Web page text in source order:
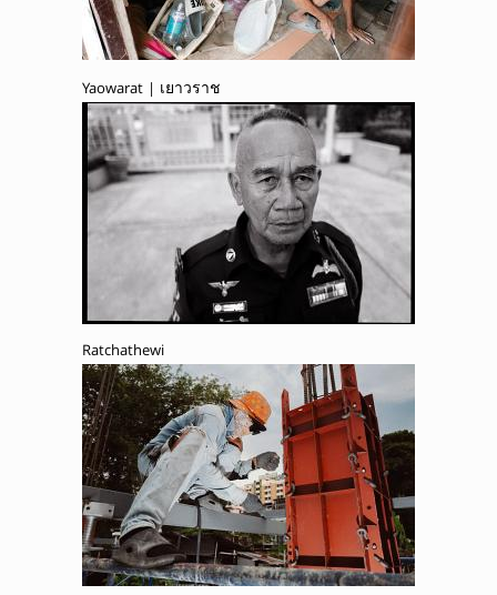
Yaowarat | เยาวราช
Ratchathewi